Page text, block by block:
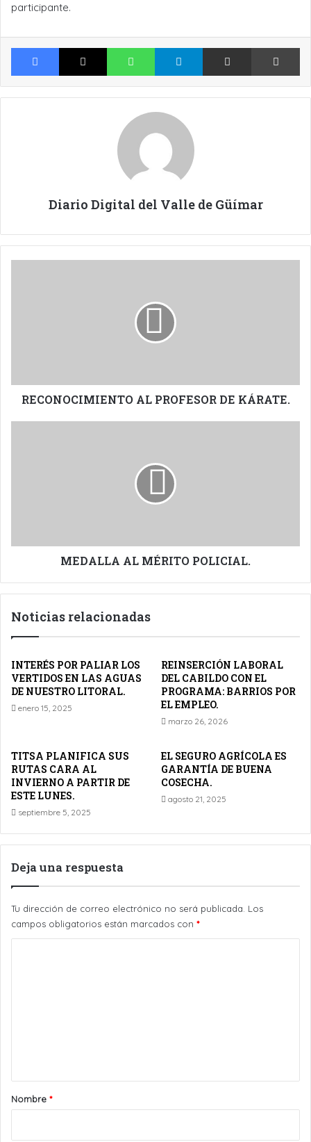
participante.
Facebook X WhatsApp Telegram Compartir por Email
Diario Digital del Valle de Güímar
RECONOCIMIENTO AL PROFESOR DE KÁRATE.
MEDALLA AL MÉRITO POLICIAL.
Noticias relacionadas
INTERÉS POR PALIAR LOS
VERTIDOS EN LAS AGUAS
DE NUESTRO LITORAL.
enero 15, 2025
REINSERCIÓN LABORAL
DEL CABILDO CON EL
PROGRAMA: BARRIOS POR
EL EMPLEO.
marzo 26, 2026
TITSA PLANIFICA SUS
RUTAS CARA AL
INVIERNO A PARTIR DE
ESTE LUNES.
septiembre 5, 2025
EL SEGURO AGRÍCOLA ES
GARANTÍA DE BUENA
COSECHA.
agosto 21, 2025
Deja una respuesta
Tu dirección de correo electrónico no será publicada. Los
campos obligatorios están marcados con *
rNombre *